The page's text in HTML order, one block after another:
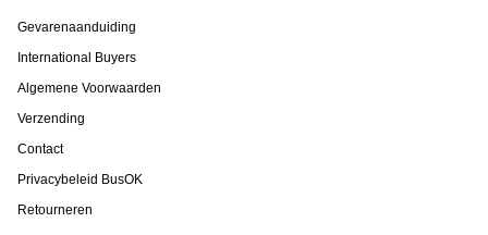
Gevarenaanduiding
International Buyers
Algemene Voorwaarden
Verzending
Contact
Privacybeleid BusOK
Retourneren